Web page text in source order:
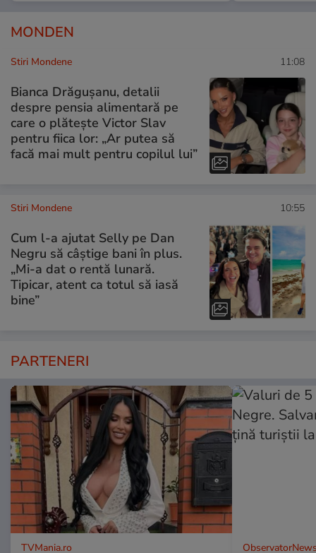
MONDEN
Stiri Mondene 11:08
Bianca Drăgușanu, detalii
despre pensia alimentară pe
care o plătește Victor Slav
pentru fiica lor: „Ar putea să
facă mai mult pentru copilul lui”
Stiri Mondene 10:55
Cum l-a ajutat Selly pe Dan
Negru să câștige bani în plus.
„Mi-a dat o rentă lunară.
Tipicar, atent ca totul să iasă
bine”
PARTENERI
TVMania.ro